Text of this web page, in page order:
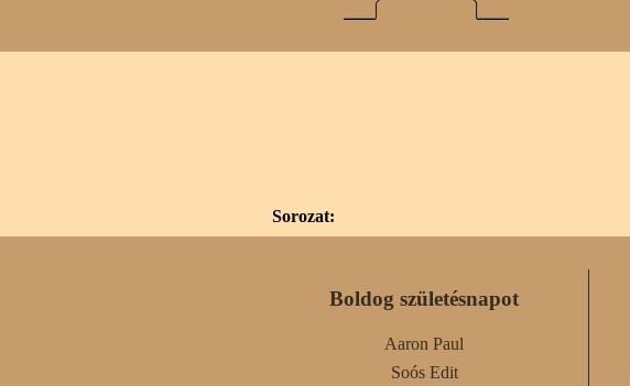
Sorozat:
Boldog születésnapot
Aaron Paul
Soós Edit